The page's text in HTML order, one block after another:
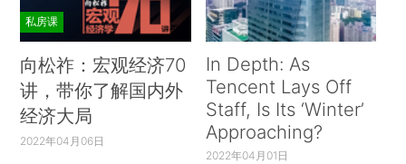
私房课
向松祚：宏观经济70
讲，带你了解国内外
经济大局
2022年04月06日
In Depth: As
Tencent Lays Off
Staff, Is Its ‘Winter’
Approaching?
2022年04月01日